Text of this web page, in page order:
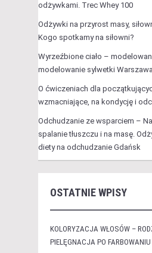
odżywkami. Trec Whey 100
Odżywki na przyrost masy,
Kogo spotkamy na siłowni?
Wyrzeźbione ciało –
modelowanie sylwetki Warszawa
O ćwiczeniach dla
wzmacniające, na kondycję i
Odchudzanie ze wsparciem –
spalanie tłuszczu i na masę.
diety na odchudzanie Gdańsk
OSTATNIE WPISY
KOLORYZACJA WŁOSÓW –
PIELĘGNACJA PO FARBOWANIU